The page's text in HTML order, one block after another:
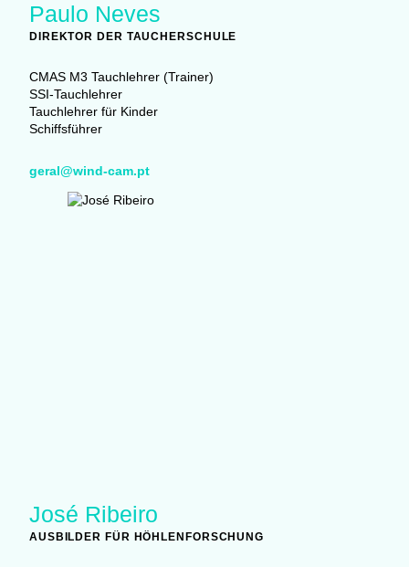
Paulo Neves
DIREKTOR DER TAUCHERSCHULE
CMAS M3 Tauchlehrer (Trainer)
SSI-Tauchlehrer
Tauchlehrer für Kinder
Schiffsführer
geral@wind-cam.pt
José Ribeiro
AUSBILDER FÜR HÖHLENFORSCHUNG